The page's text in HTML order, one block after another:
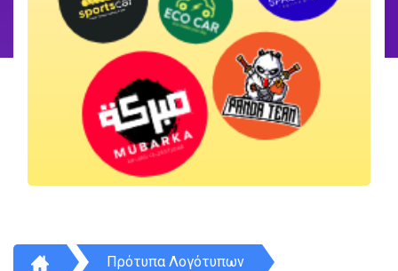
Πρότυπα Λογότυπων